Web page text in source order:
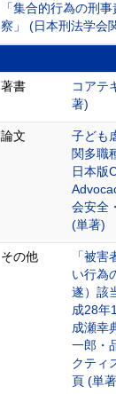
「集合的行為の刑
察」 (日本刑法学会
著書
コアテ
著)
論文
子ども
関多職
日本版
会安全
(単著)
その他
「被
い行為
遂）該
成28年
成瀬幸
一郎・
クティ
頁 (単